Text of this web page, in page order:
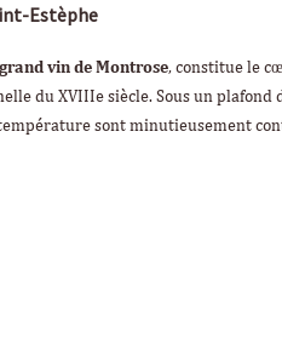
Estèphe
grand vin de Montrose, constitue le
du XVIIIe siècle. Sous un plafond
sont minutieusement